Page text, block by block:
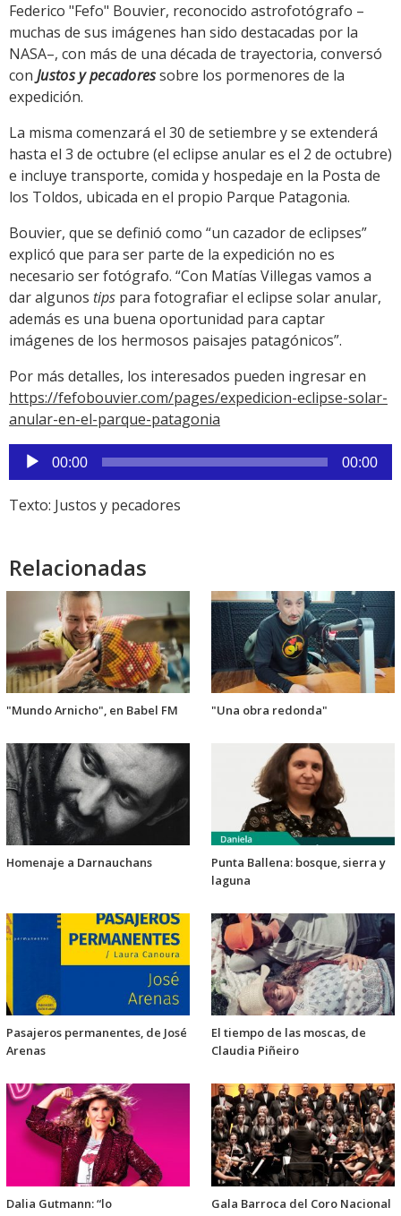
Federico "Fefo" Bouvier, reconocido astrofotógrafo –
muchas de sus imágenes han sido destacadas por la
NASA–, con más de una década de trayectoria, conversó
con Justos y pecadoressobre los pormenores de la
expedición.
La misma comenzará el 30 de setiembre y se extenderá
hasta el 3 de octubre (el eclipse anular es el 2 de octubre)
e incluye transporte, comida y hospedaje en la Posta de
los Toldos, ubicada en el propio Parque Patagonia.
Bouvier, que se definió como “un cazador de eclipses”
explicó que para ser parte de la expedición no es
necesario ser fotógrafo. “Con Matías Villegas vamos a
dar algunos tips para fotografiar el eclipse solar anular,
además es una buena oportunidad para captar
imágenes de los hermosos paisajes patagónicos”.
Por más detalles, los interesados pueden ingresar en
https://fefobouvier.com/pages/expedicion-eclipse-solar-
anular-en-el-parque-patagonia
Reproductor
de
audio
00:00 00:00
Texto: Justos y pecadores
Relacionadas
"Mundo Arnicho", en Babel FM "Una obra redonda"
Homenaje a Darnauchans
Punta Ballena: bosque, sierra y
laguna
Pasajeros permanentes, de José
Arenas
El tiempo de las moscas, de
Claudia Piñeiro
Dalia Gutmann: “lo
Gala Barroca del Coro Nacional